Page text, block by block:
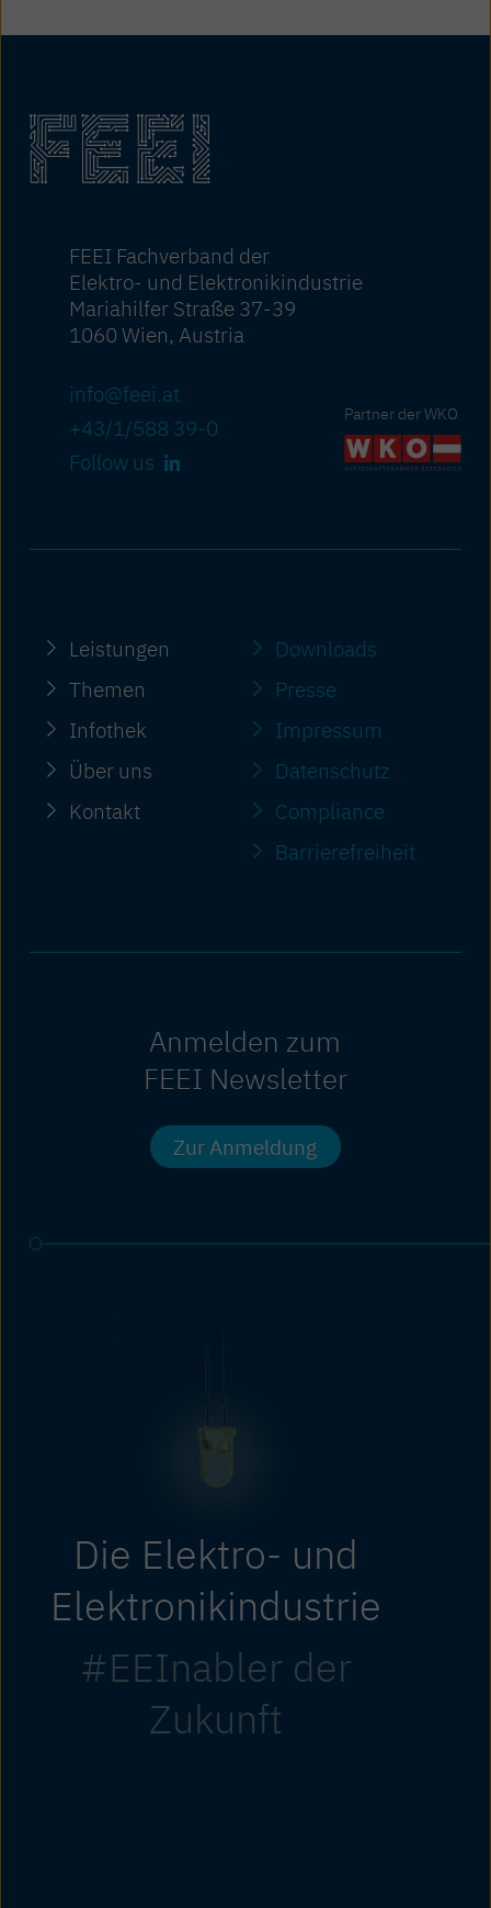
FEEI Fachverband der
Elektro- und Elektronikindustrie
Mariahilfer Straße 37-39
1060 Wien, Austria
info@feei.at
+43/1/588 39-0
Follow us
Leistungen
Themen
Infothek
Über uns
Kontakt
Partner der WKO
Downloads
Presse
Impressum
Datenschutz
Compliance
Barriere­freiheit
Anmelden zum
FEEI Newsletter
Zur Anmeldung
Die Elektro- und
Elektronikindustrie
#EEInabler der
Zukunft